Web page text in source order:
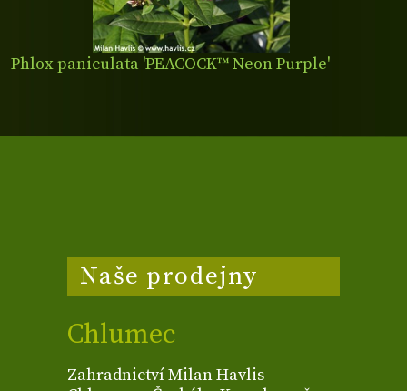
Phlox paniculata 'PEACOCK™ Neon Purple'
Naše prodejny
Chlumec
Zahradnictví Milan Havlis